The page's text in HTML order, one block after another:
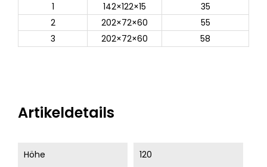
1
142×122×15
35
2
202×72×60
55
3
202×72×60 58
Artikeldetails
Höhe 120